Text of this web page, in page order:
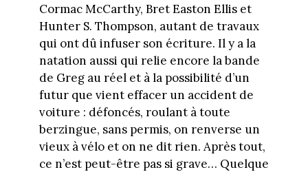
Cormac McCarthy, Bret Easton Ellis et
Hunter S. Thompson, autant de travaux
qui ont dû infuser son écriture. Il y a la
natation aussi qui relie encore la bande
de Greg au réel et à la possibilité d’un
futur que vient effacer un accident de
voiture : défoncés, roulant à toute
berzingue, sans permis, on renverse un
vieux à vélo et on ne dit rien. Après tout,
ce n’est peut-être pas si grave… Quelque